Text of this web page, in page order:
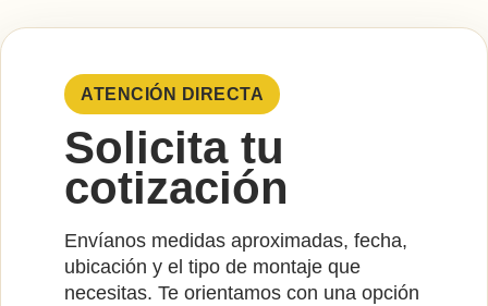
ATENCIÓN DIRECTA
Solicita tu
cotización
Envíanos medidas aproximadas, fecha,
ubicación y el tipo de montaje que
necesitas. Te orientamos con una opción